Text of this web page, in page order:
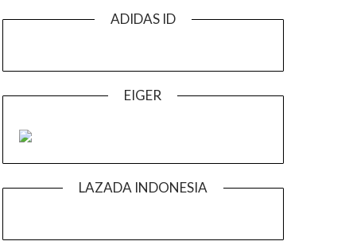
ADIDAS ID
EIGER
LAZADA INDONESIA